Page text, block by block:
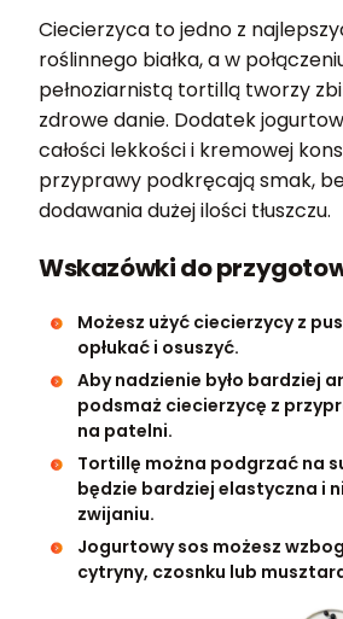
Ciecierzyca to jedno z
roślinnego białka, a w
pełnoziarnistą tortillą tworzy
zdrowe danie. Dodatek
całości lekkości i kremowej
przyprawy podkręcają smak,
dodawania dużej ilości tłuszczu.
Wskazówki do
Możesz użyć ciecierzycy z
opłukać i osuszyć.
Aby nadzienie było bardziej
podsmaż ciecierzycę z
na patelni.
Tortillę można podgrzać na
będzie bardziej elastyczna i
zwijaniu.
Jogurtowy sos możesz
cytryny, czosnku lub